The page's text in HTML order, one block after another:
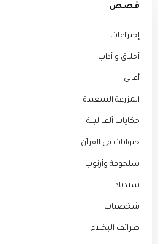
قصص
إختراعات
أخلاق و أداب
أغاني
المزرعة السعيدة
حكايات ألف ليلة
حيوانات في القرأن
سلحوفة وأرنوب
سندباد
شخصيات
طرائف البخلاء